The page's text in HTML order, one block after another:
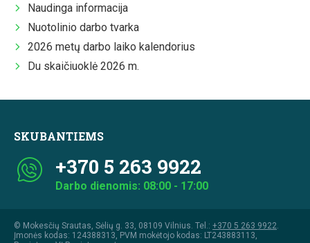
Naudinga informacija
Nuotolinio darbo tvarka
2026 metų darbo laiko kalendorius
Du skaičiuoklė 2026 m.
SKUBANTIEMS
+370 5 263 9922
Darbo dienomis: 08:00 - 17:00
© Mokesčių Srautas, Sėlių g. 33, 08109 Vilnius. Tel.: +370 5 263 9922
Įmonės kodas: 124388313, PVM mokėtojo kodas: LT243883113,